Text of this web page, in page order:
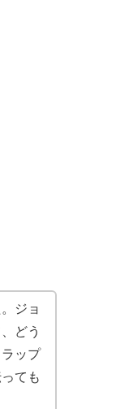
ジョ
どう
ップ
ても